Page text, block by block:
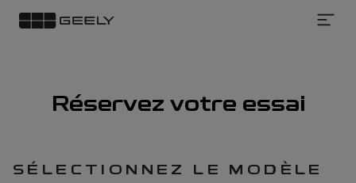
Réservez votre essai
SÉLECTIONNEZ LE MODÈLE